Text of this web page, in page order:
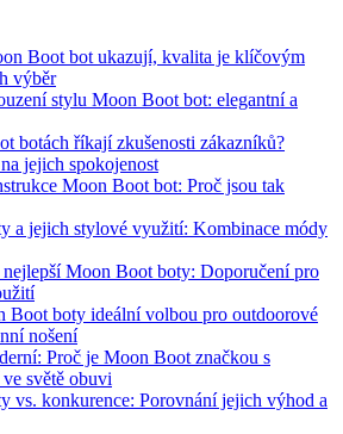
Boot ⁤bot‍ ukazují, kvalita je klíčovým
⁤výběr
⁤stylu Moon Boot bot:⁢ elegantní​ a
botách říkají​ zkušenosti zákazníků?
jejich spokojenost
Moon Boot bot:⁤ Proč ‍jsou tak
a jejich stylové‌ využití: Kombinace módy
Moon ⁢Boot boty: Doporučení pro
Boot boty⁣ ideální volbou pro outdoorové
nošení
Proč ‌je Moon Boot‍ značkou s
světě obuvi
vs.‌ konkurence: Porovnání jejich výhod a